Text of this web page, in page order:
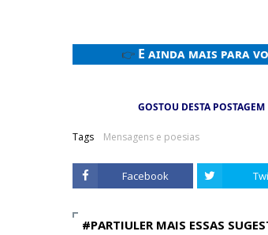
👉E ainda mais para
GOSTOU DESTA POSTAGEM
Tags Mensagens e poesias
Facebook
#PARTIULER MAIS ESSAS